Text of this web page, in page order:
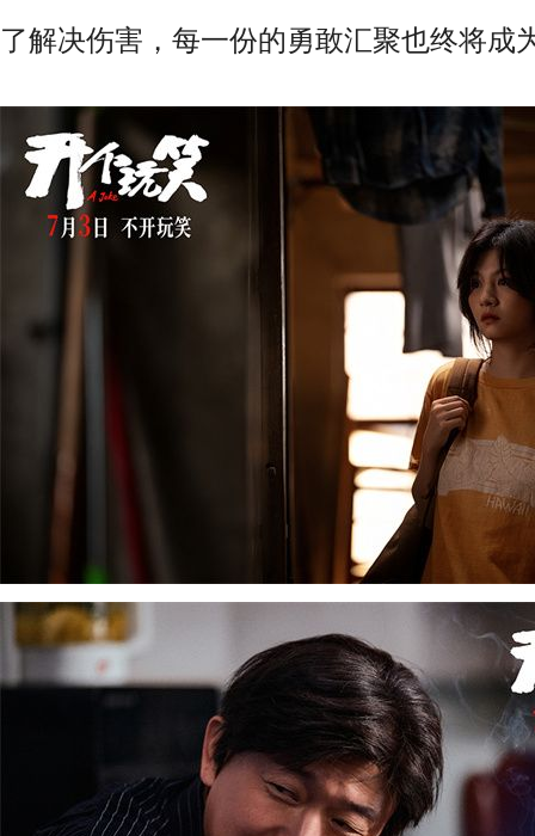
了解决伤害，每一份的勇敢汇聚也终将成